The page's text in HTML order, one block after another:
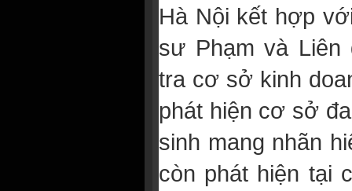
Hà Nội kết hợp
sư Phạm và Liên
tra cơ sở kinh
phát hiện cơ sở
sinh mang nhãn
còn phát hiện tại